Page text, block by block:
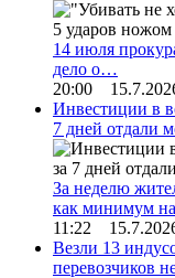
14 июля
дело о…
20:00
Инвестиции в
7 дней отдали
За неделю
как минимум
11:22
Везли 13
перевозчиков